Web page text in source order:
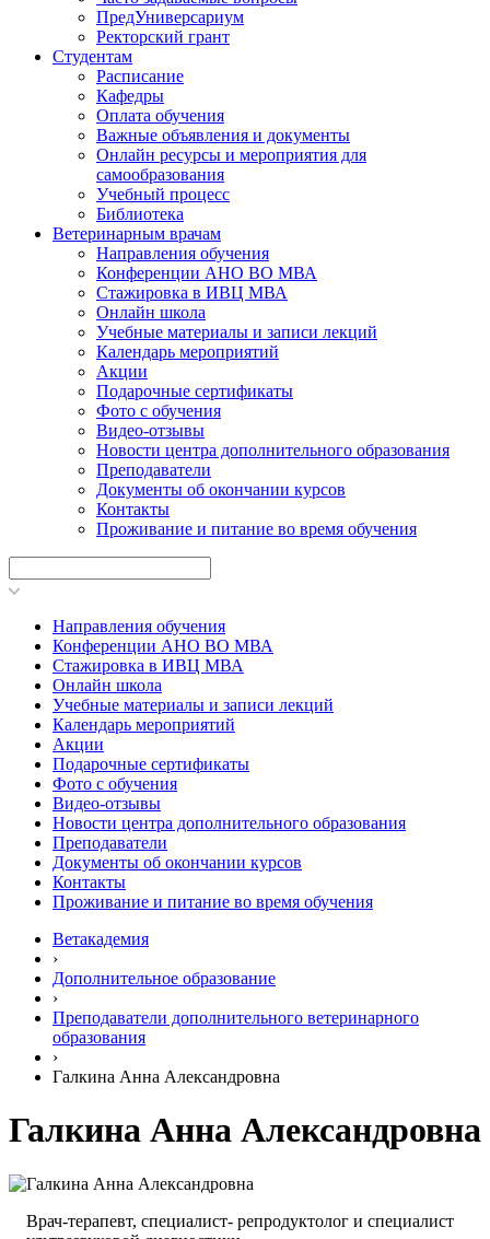
ПредУниверсариум
Ректорский грант
Студентам
Расписание
Кафедры
Оплата обучения
Важные объявления и документы
Онлайн ресурсы и мероприятия для
самообразования
Учебный процесс
Библиотека
Ветеринарным врачам
Направления обучения
Конференции АНО ВО МВА
Стажировка в ИВЦ МВА
Онлайн школа
Учебные материалы и записи лекций
Календарь мероприятий
Акции
Подарочные сертификаты
Фото с обучения
Видео-отзывы
Новости центра дополнительного образования
Преподаватели
Документы об окончании курсов
Контакты
Проживание и питание во время обучения
Направления обучения
Конференции АНО ВО МВА
Стажировка в ИВЦ МВА
Онлайн школа
Учебные материалы и записи лекций
Календарь мероприятий
Акции
Подарочные сертификаты
Фото с обучения
Видео-отзывы
Новости центра дополнительного образования
Преподаватели
Документы об окончании курсов
Контакты
Проживание и питание во время обучения
Ветакадемия
›
Дополнительное образование
›
Преподаватели дополнительного ветеринарного
образования
›
Галкина Анна Александровна
Галкина Анна Александровна
Врач-терапевт, специалист- репродуктолог и специалист